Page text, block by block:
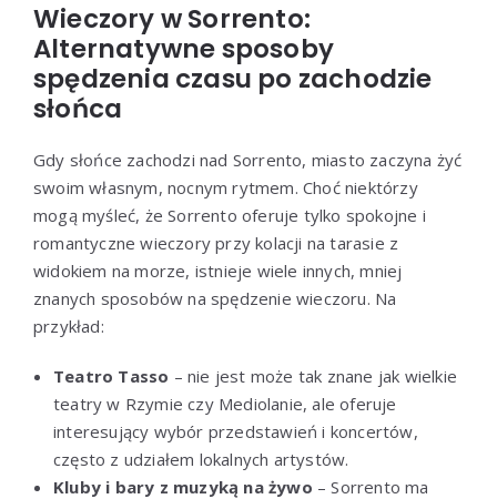
Wieczory w Sorrento:
Alternatywne sposoby
spędzenia czasu po zachodzie
słońca
Gdy słońce zachodzi nad Sorrento, miasto zaczyna żyć
swoim własnym, nocnym rytmem. Choć niektórzy
mogą myśleć, że Sorrento oferuje tylko spokojne i
romantyczne wieczory przy kolacji na tarasie z
widokiem na morze, istnieje wiele innych, mniej
znanych sposobów na spędzenie wieczoru. Na
przykład:
Teatro Tasso – nie jest może tak znane jak wielkie
teatry w Rzymie czy Mediolanie, ale oferuje
interesujący wybór przedstawień i koncertów,
często z udziałem lokalnych artystów.
Kluby i bary z muzyką na żywo – Sorrento ma